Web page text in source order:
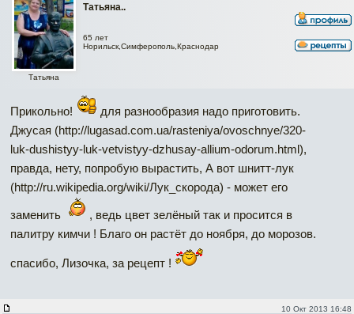
Татьяна..
Татьяна
65 лет
Норильск,Симферополь,Краснодар
Прикольно!
для разнообразия надо приготовить.
Джусая (http://lugasad.com.ua/rasteniya/ovoschnye/320-
luk-dushistyy-luk-vetvistyy-dzhusay-allium-odorum.html),
правда, нету, попробую вырастить, А вот шнитт-лук
(http://ru.wikipedia.org/wiki/Лук_скорода) - может его
заменить
, ведь цвет зелёный так и просится в
палитру кимчи ! Благо он растёт до ноября, до морозов.
спасибо, Лизочка, за рецепт !
10 Окт 2013 16:48